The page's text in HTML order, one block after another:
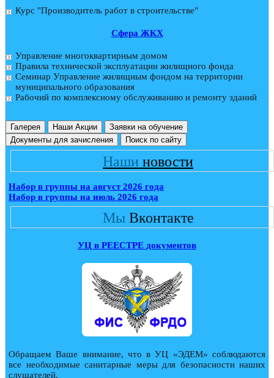
Курс "Производитель работ в строительстве"
Cфера ЖКХ
Управление многоквартирным домом
Правила технической эксплуатации жилищного фонда
Семинар Управление жилищным фондом на территории
муниципального образования
Рабочий по комплексному обслуживанию и ремонту зданий
Галерея Наши Акции
Заявки на обучение
Документы для зачисления
Поиск по сайту
Наши новости
Набор в группы на август 2026 года
Набор в группы на июль 2026 года
МыВконтакте
УЦ в РЕЕСТРЕ документов
Обращаем Ваше внимание, что в УЦ «ЭДЕМ» соблюдаются
все необходимые санитарные меры для безопасности наших
слушателей.